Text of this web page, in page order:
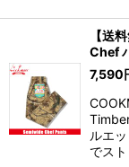
【送
Chef
7,590
ルエ
でス